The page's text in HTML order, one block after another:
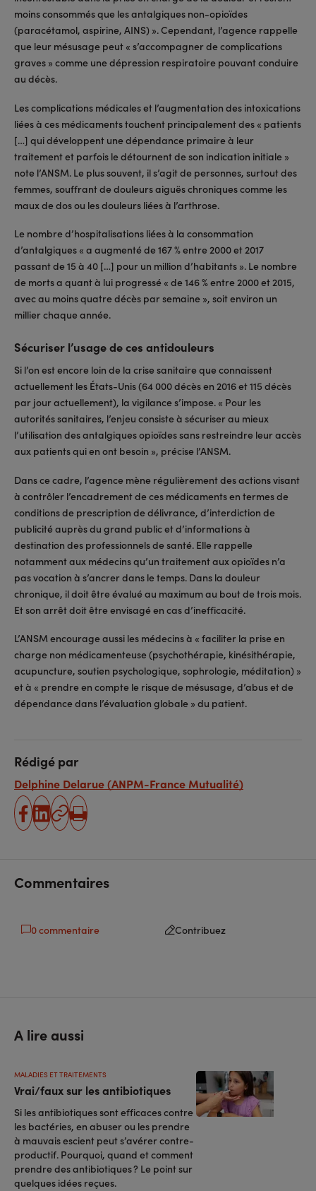
moins consommés que les antalgiques non-opioïdes
(paracétamol, aspirine, AINS) ». Cependant, l’agence rappelle
que leur mésusage peut « s’accompagner de complications
graves » comme une dépression respiratoire pouvant conduire
au décès.
Les complications médicales et l’augmentation des intoxications
liées à ces médicaments touchent principalement des « patients
[…] qui développent une dépendance primaire à leur
traitement et parfois le détournent de son indication initiale »
note l’ANSM. Le plus souvent, il s’agit de personnes, surtout des
femmes, souffrant de douleurs aiguës chroniques comme les
maux de dos ou les douleurs liées à l’arthrose.
Le nombre d’hospitalisations liées à la consommation
d’antalgiques « a augmenté de 167 % entre 2000 et 2017
passant de 15 à 40 […] pour un million d’habitants ». Le nombre
de morts a quant à lui progressé « de 146 % entre 2000 et 2015,
avec au moins quatre décès par semaine », soit environ un
millier chaque année.
Sécuriser l’usage de ces antidouleurs
Si l’on est encore loin de la crise sanitaire que connaissent
actuellement les États-Unis (64 000 décès en 2016 et 115 décès
par jour actuellement), la vigilance s’impose. « Pour les
autorités sanitaires, l’enjeu consiste à sécuriser au mieux
l’utilisation des antalgiques opioïdes sans restreindre leur accès
aux patients qui en ont besoin », précise l’ANSM.
Dans ce cadre, l’agence mène régulièrement des actions visant
à contrôler l’encadrement de ces médicaments en termes de
conditions de prescription de délivrance, d’interdiction de
publicité auprès du grand public et d’informations à
destination des professionnels de santé. Elle rappelle
notamment aux médecins qu’un traitement aux opioïdes n’a
pas vocation à s’ancrer dans le temps. Dans la douleur
chronique, il doit être évalué au maximum au bout de trois mois.
Et son arrêt doit être envisagé en cas d’inefficacité.
L’ANSM encourage aussi les médecins à « faciliter la prise en
charge non médicamenteuse (psychothérapie, kinésithérapie,
acupuncture, soutien psychologique, sophrologie, méditation) »
et à « prendre en compte le risque de mésusage, d’abus et de
dépendance dans l’évaluation globale » du patient.
Rédigé par
Delphine Delarue (ANPM-France Mutualité)
partager
partager
Copier
Imprimer
Commentaires
0 commentaire Contribuez
A lire aussi
Vrai/faux sur les antibiotiques
MALADIES ET TRAITEMENTS
Si les antibiotiques sont efficaces contre
les bactéries, en abuser ou les prendre
à mauvais escient peut s’avérer contre-
productif. Pourquoi, quand et comment
prendre des antibiotiques ? Le point sur
quelques idées reçues.